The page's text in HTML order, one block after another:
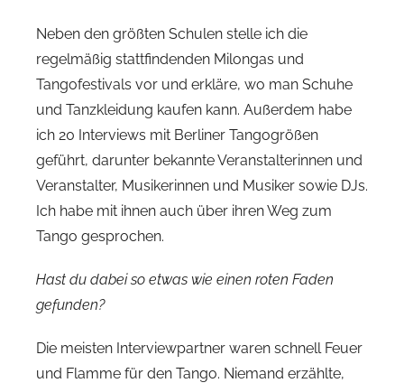
Neben den größten Schulen stelle ich die
regelmäßig stattfindenden Milongas und
Tangofestivals vor und erkläre, wo man Schuhe
und Tanzkleidung kaufen kann. Außerdem habe
ich 20 Interviews mit Berliner Tangogrößen
geführt, darunter bekannte Veranstalterinnen und
Veranstalter, Musikerinnen und Musiker sowie DJs.
Ich habe mit ihnen auch über ihren Weg zum
Tango gesprochen.
Hast du dabei so etwas wie einen roten Faden
gefunden?
Die meisten Interviewpartner waren schnell Feuer
und Flamme für den Tango. Niemand erzählte,